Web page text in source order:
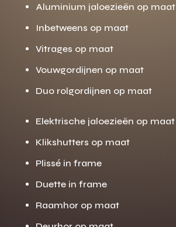
Aluminium jaloezieën op maat
Inbetweens op maat
Vitrages op maat
Vouwgordijnen op maat
Duo rolgordijnen op maat
Elektrische jaloezieën op maat
Klikshutters op maat
Plissé in frame
Duette in frame
Raamhor op maat